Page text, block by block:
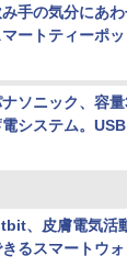
手の気分にあ
マートティーポッ
ソニック、容
システム。
、皮膚電気活
るスマートウ